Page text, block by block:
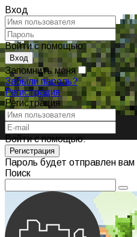
Вход
Войти с помощью:
Запомнить меня
Забыли пароль?
Регистрация
Регистрация
Войти с помощью:
Пароль будет отправлен вам
Поиск